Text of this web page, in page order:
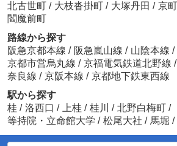
北古世町 / 大枝沓掛町 / 大塚丹田 / 京
閻魔前町
路線から探す
阪急京都本線 / 阪急嵐山線 / 山陰本線 /
京都市営烏丸線 / 京福電気鉄道北野線 /
奈良線 / 京阪本線 / 京都地下鉄東西線
駅から探す
桂 / 洛西口 / 上桂 / 桂川 / 北野白梅町 /
等持院・立命館大学 / 松尾大社 / 馬堀 /